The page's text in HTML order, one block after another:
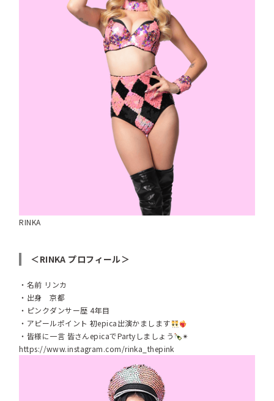
RINKA
＜RINKA プロフィール＞
・名前 リンカ
・出身 京都
・ピンクダンサー歴 4年目
・アピールポイント 初epica出演かまします
・皆様に一言 皆さんepicaでPartyしましょう
✴︎
https://www.instagram.com/rinka_thepink